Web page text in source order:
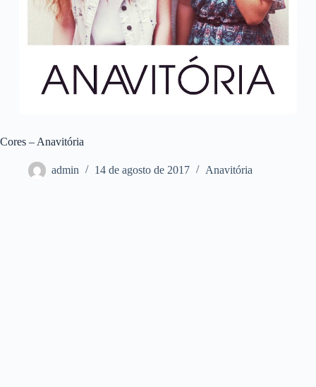
Cores – Anavitória
admin 14 de agosto de 2017 Anavitória